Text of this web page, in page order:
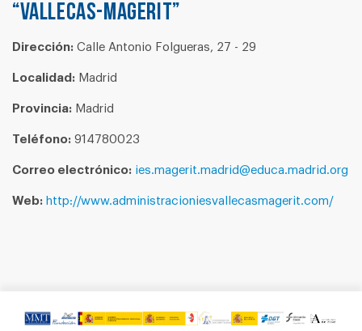
“VALLECAS-MAGERIT”
Dirección: Calle Antonio Folgueras, 27 - 29
Localidad: Madrid
Provincia: Madrid
Teléfono: 914780023
Correo electrónico: ies.magerit.madrid@educa.madrid.org
Web: http://www.administracioniesvallecasmagerit.com/